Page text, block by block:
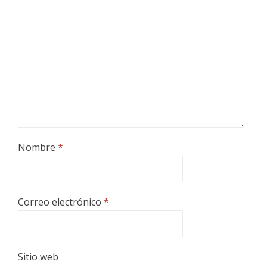
Nombre *
Correo electrónico *
Sitio web